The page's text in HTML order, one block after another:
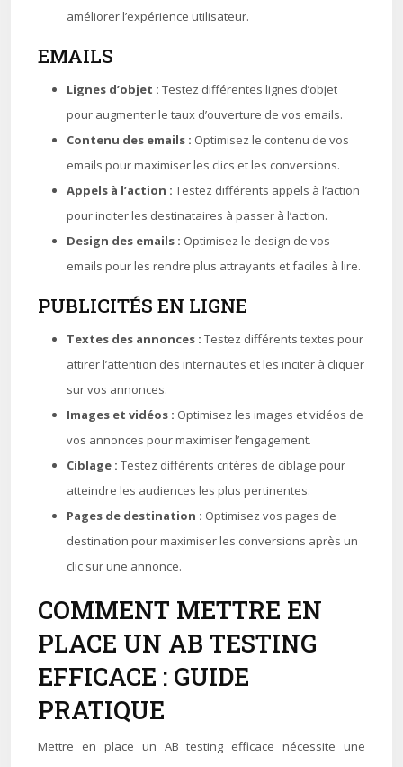
améliorer l’expérience utilisateur.
EMAILS
Lignes d’objet : Testez différentes lignes d’objet
pour augmenter le taux d’ouverture de vos emails.
Contenu des emails : Optimisez le contenu de vos
emails pour maximiser les clics et les conversions.
Appels à l’action : Testez différents appels à l’action
pour inciter les destinataires à passer à l’action.
Design des emails : Optimisez le design de vos
emails pour les rendre plus attrayants et faciles à lire.
PUBLICITÉS EN LIGNE
Textes des annonces : Testez différents textes pour
attirer l’attention des internautes et les inciter à cliquer
sur vos annonces.
Images et vidéos : Optimisez les images et vidéos de
vos annonces pour maximiser l’engagement.
Ciblage : Testez différents critères de ciblage pour
atteindre les audiences les plus pertinentes.
Pages de destination : Optimisez vos pages de
destination pour maximiser les conversions après un
clic sur une annonce.
COMMENT METTRE EN
PLACE UN AB TESTING
EFFICACE : GUIDE
PRATIQUE
Mettre en place un AB testing efficace nécessite une